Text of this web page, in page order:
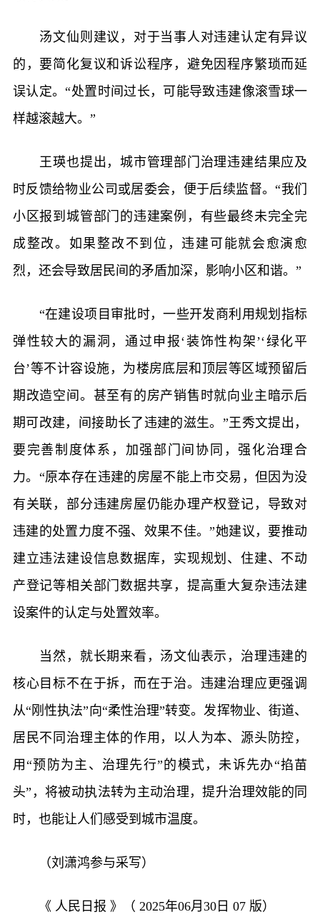
汤文仙则建议，对于当事人对违建认定有异议
的，要简化复议和诉讼程序，避免因程序繁琐而延
误认定。“处置时间过长，可能导致违建像滚雪球一
样越滚越大。”
王瑛也提出，城市管理部门治理违建结果应及
时反馈给物业公司或居委会，便于后续监督。“我们
小区报到城管部门的违建案例，有些最终未完全完
成整改。如果整改不到位，违建可能就会愈演愈
烈，还会导致居民间的矛盾加深，影响小区和谐。”
“在建设项目审批时，一些开发商利用规划指标
弹性较大的漏洞，通过申报‘装饰性构架’‘绿化平
台’等不计容设施，为楼房底层和顶层等区域预留后
期改造空间。甚至有的房产销售时就向业主暗示后
期可改建，间接助长了违建的滋生。”王秀文提出，
要完善制度体系，加强部门间协同，强化治理合
力。“原本存在违建的房屋不能上市交易，但因为没
有关联，部分违建房屋仍能办理产权登记，导致对
违建的处置力度不强、效果不佳。”她建议，要推动
建立违法建设信息数据库，实现规划、住建、不动
产登记等相关部门数据共享，提高重大复杂违法建
设案件的认定与处置效率。
当然，就长期来看，汤文仙表示，治理违建的
核心目标不在于拆，而在于治。违建治理应更强调
从“刚性执法”向“柔性治理”转变。发挥物业、街道、
居民不同治理主体的作用，以人为本、源头防控，
用“预防为主、治理先行”的模式，未诉先办“掐苗
头”，将被动执法转为主动治理，提升治理效能的同
时，也能让人们感受到城市温度。
（刘潇鸿参与采写）
《 人民日报 》（ 2025年06月30日 07 版）